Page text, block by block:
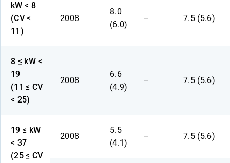
kW < 8
(CV <
11)
2008
8.0
(6.0)
– 7.5 (5.6)
8 ≤ kW <
19
(11 ≤ CV
< 25)
2008
6.6
(4.9)
– 7.5 (5.6)
19 ≤ kW
< 37
(25 ≤ CV
2008
5.5
(4.1)
– 7.5 (5.6)